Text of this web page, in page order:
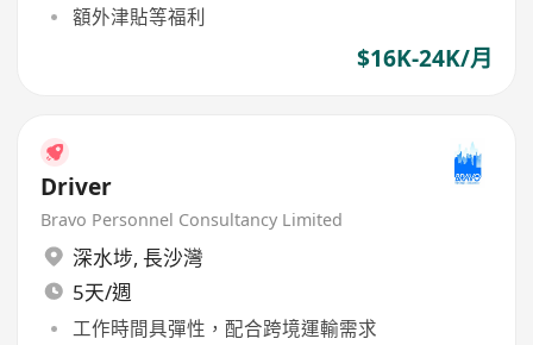
額外津貼等福利
$16K-24K/月
Driver
Bravo Personnel Consultancy Limited
深水埗, 長沙灣
5天/週
工作時間具彈性，配合跨境運輸需求